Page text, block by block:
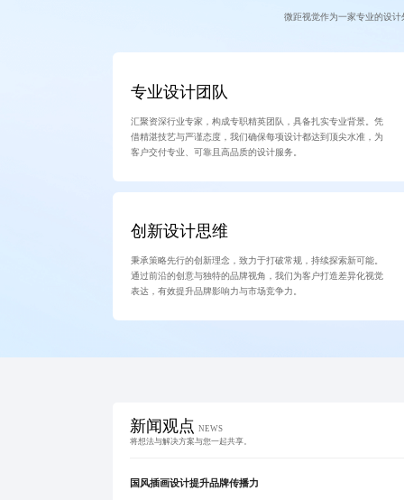
微距视觉作为一家专业的设
专业设计团队
汇聚资深行业专家，构成专职精英团队，具备扎实专业背景。凭
借精湛技艺与严谨态度，我们确保每项设计都达到顶尖水准，为
客户交付专业、可靠且高品质的设计服务。
创新设计思维
秉承策略先行的创新理念，致力于打破常规，持续探索新可能。
通过前沿的创意与独特的品牌视角，我们为客户打造差异化视觉
表达，有效提升品牌影响力与市场竞争力。
新闻观点 NEWS
将想法与解决方案与您一起共享。
国风插画设计提升品牌传播力